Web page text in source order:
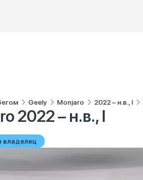
Geely Monjaro 2022 – н.в., I
2022 – н.в., I
владелец